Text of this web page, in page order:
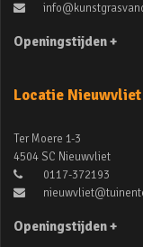
Openingstijden +
Locatie Nieuwvliet
Ter Moere 1-3
4504 SC Nieuwvliet
0117-372193
Openingstijden +